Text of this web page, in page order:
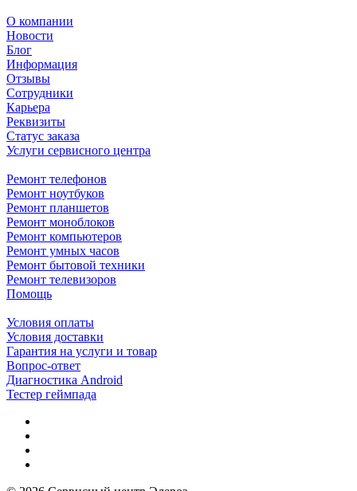
О компании
Новости
Блог
Информация
Отзывы
Сотрудники
Карьера
Реквизиты
Статус заказа
Услуги сервисного центра
Ремонт телефонов
Ремонт ноутбуков
Ремонт планшетов
Ремонт моноблоков
Ремонт компьютеров
Ремонт умных часов
Ремонт бытовой техники
Ремонт телевизоров
Помощь
Условия оплаты
Условия доставки
Гарантия на услуги и товар
Вопрос-ответ
Диагностика Android
Тестер геймпада